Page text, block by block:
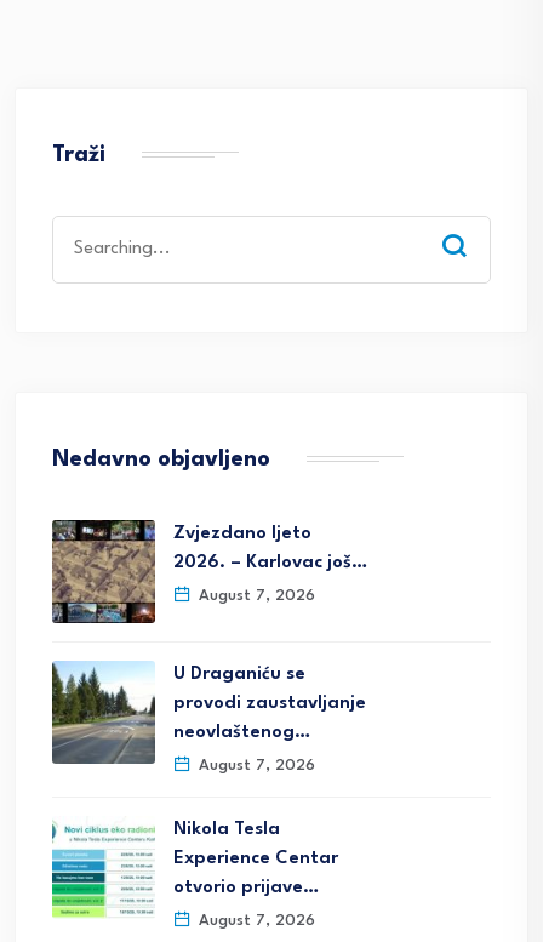
Traži
for:
Nedavno objavljeno
Zvjezdano ljeto
2026. – Karlovac još…
August 7, 2026
U Draganiću se
provodi zaustavljanje
neovlaštenog…
August 7, 2026
Nikola Tesla
Experience Centar
otvorio prijave…
August 7, 2026